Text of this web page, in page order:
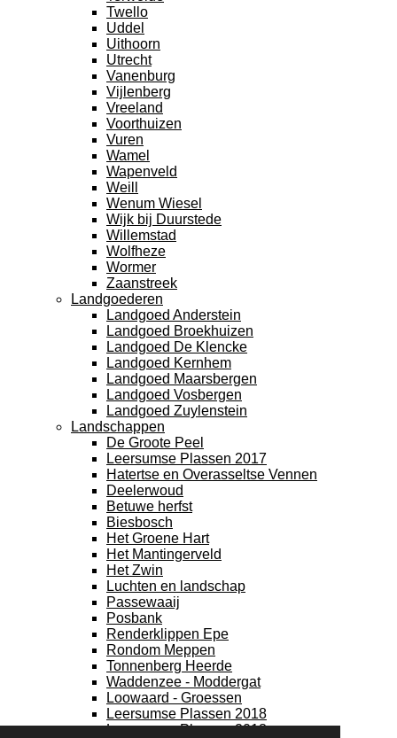
Twello
Uddel
Uithoorn
Utrecht
Vanenburg
Vijlenberg
Vreeland
Voorthuizen
Vuren
Wamel
Wapenveld
Weill
Wenum Wiesel
Wijk bij Duurstede
Willemstad
Wolfheze
Wormer
Zaanstreek
Landgoederen
Landgoed Anderstein
Landgoed Broekhuizen
Landgoed De Klencke
Landgoed Kernhem
Landgoed Maarsbergen
Landgoed Vosbergen
Landgoed Zuylenstein
Landschappen
De Groote Peel
Leersumse Plassen 2017
Hatertse en Overasseltse Vennen
Deelerwoud
Betuwe herfst
Biesbosch
Het Groene Hart
Het Mantingerveld
Het Zwin
Luchten en landschap
Passewaaij
Posbank
Renderklippen Epe
Rondom Meppen
Tonnenberg Heerde
Waddenzee - Moddergat
Loowaard - Groessen
Leersumse Plassen 2018
Leersumse Plassen 2018